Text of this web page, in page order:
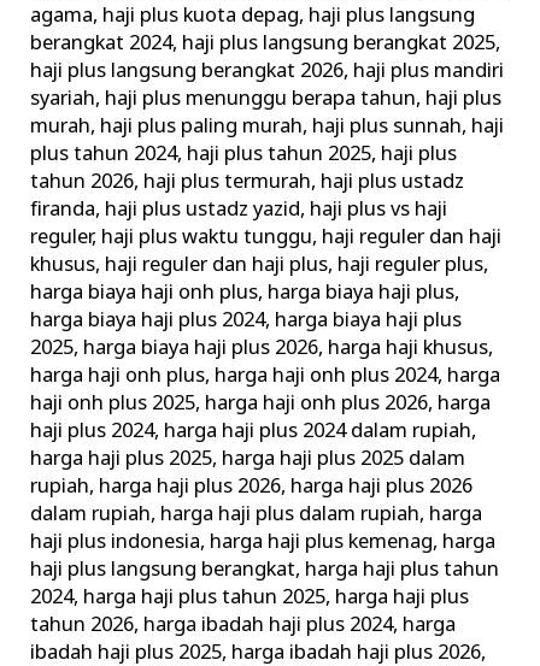
agama, haji plus kuota depag, haji plus langsung
berangkat 2024, haji plus langsung berangkat 2025,
haji plus langsung berangkat 2026, haji plus mandiri
syariah, haji plus menunggu berapa tahun, haji plus
murah, haji plus paling murah, haji plus sunnah, haji
plus tahun 2024, haji plus tahun 2025, haji plus
tahun 2026, haji plus termurah, haji plus ustadz
firanda, haji plus ustadz yazid, haji plus vs haji
reguler, haji plus waktu tunggu, haji reguler dan haji
khusus, haji reguler dan haji plus, haji reguler plus,
harga biaya haji onh plus, harga biaya haji plus,
harga biaya haji plus 2024, harga biaya haji plus
2025, harga biaya haji plus 2026, harga haji khusus,
harga haji onh plus, harga haji onh plus 2024, harga
haji onh plus 2025, harga haji onh plus 2026, harga
haji plus 2024, harga haji plus 2024 dalam rupiah,
harga haji plus 2025, harga haji plus 2025 dalam
rupiah, harga haji plus 2026, harga haji plus 2026
dalam rupiah, harga haji plus dalam rupiah, harga
haji plus indonesia, harga haji plus kemenag, harga
haji plus langsung berangkat, harga haji plus tahun
2024, harga haji plus tahun 2025, harga haji plus
tahun 2026, harga ibadah haji plus 2024, harga
ibadah haji plus 2025, harga ibadah haji plus 2026,